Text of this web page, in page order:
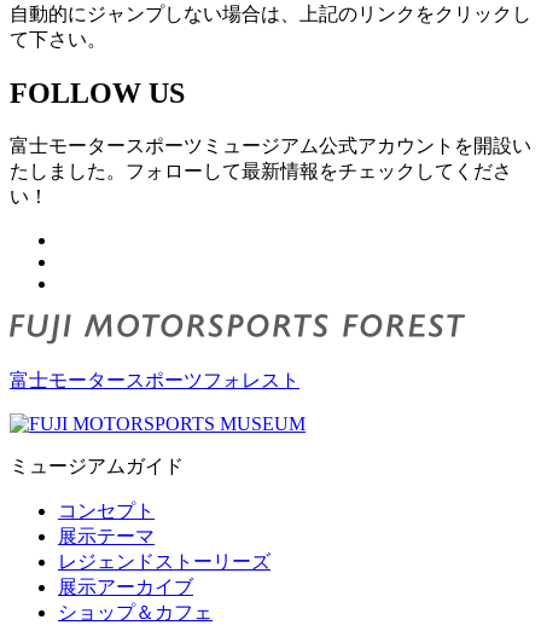
自動的にジャンプしない場合は、上記のリンクをクリックし
て下さい。
FOLLOW US
富士モータースポーツミュージアム公式アカウントを開設い
たしました。フォローして最新情報をチェックしてくださ
い！
富士モータースポーツフォレスト
ミュージアムガイド
コンセプト
展示テーマ
レジェンドストーリーズ
展示アーカイブ
ショップ＆カフェ